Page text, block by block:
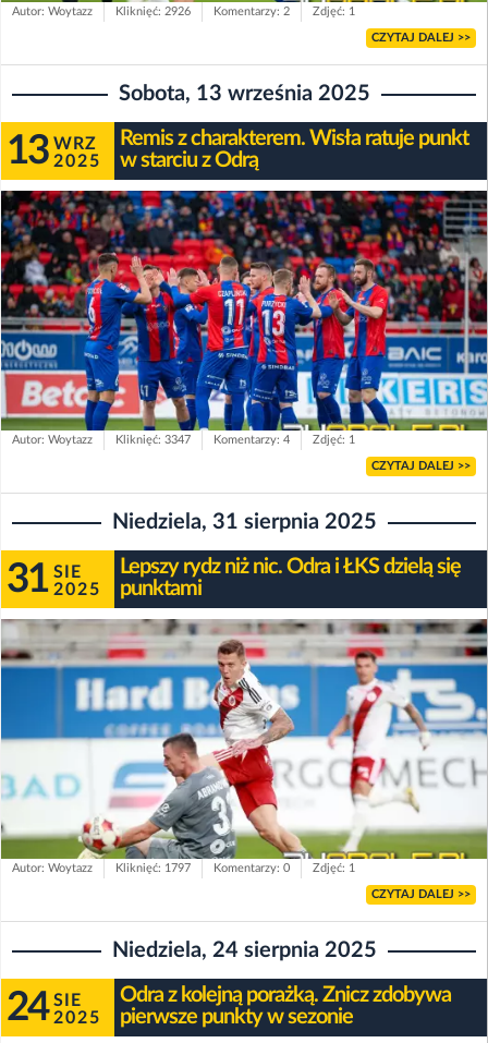
Autor: Woytazz Kliknięć: 2926 Komentarzy: 2 Zdjęć: 1
CZYTAJ DALEJ >>
Sobota, 13 września 2025
13 WRZ
2025
Remis z charakterem. Wisła ratuje punkt
w starciu z Odrą
Autor: Woytazz Kliknięć: 3347 Komentarzy: 4 Zdjęć: 1
CZYTAJ DALEJ >>
Niedziela, 31 sierpnia 2025
31 SIE
2025
Lepszy rydz niż nic. Odra i ŁKS dzielą się
punktami
Autor: Woytazz Kliknięć: 1797 Komentarzy: 0 Zdjęć: 1
CZYTAJ DALEJ >>
Niedziela, 24 sierpnia 2025
24 SIE
2025
Odra z kolejną porażką. Znicz zdobywa
pierwsze punkty w sezonie